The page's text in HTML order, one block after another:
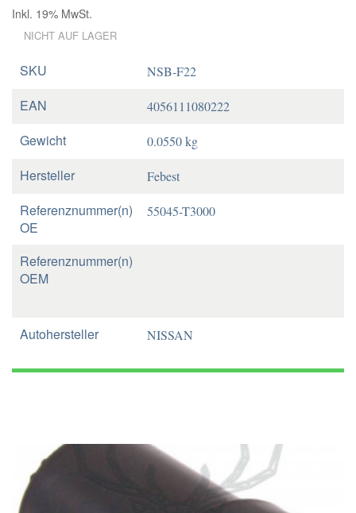
Inkl. 19% MwSt.
NICHT AUF LAGER
SKU NSB-F22
EAN 4056111080222
Gewicht 0.0550 kg
Hersteller Febest
Referenznummer(n)
OE
55045-T3000
Referenznummer(n)
OEM
Autohersteller NISSAN